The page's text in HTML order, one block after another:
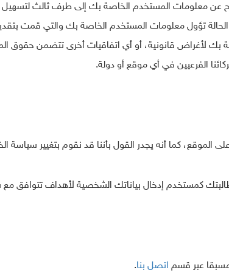
معلومات المستخدم الخاصة بك إلى طرف ثالث لتسهيل
تؤول معلومات المستخدم الخاصة بك والتي قمت
بك لأغراض قانونية، أو أي اتفاقيات أخرى تتضمن حقوق
الفرعيين في أي موقع أو دولة.
الموقع، كما أنه يجدر القول بأننا قد نقوم بتغيير
كمستخدم إدخال بياناتك الشخصية لأهداف تتوافق
عبر قسم اتصل بنا.